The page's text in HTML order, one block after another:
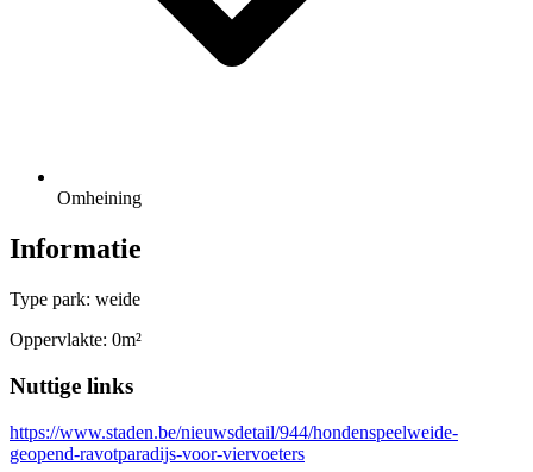
Omheining
Informatie
Type park: weide
Oppervlakte: 0m²
Nuttige links
https://www.staden.be/nieuwsdetail/944/hondenspeelweide-
geopend-ravotparadijs-voor-viervoeters